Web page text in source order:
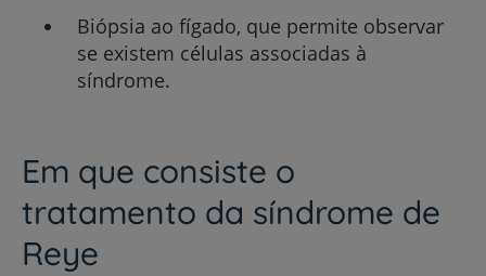
Biópsia ao fígado, que permite observar
se existem células associadas à
síndrome.
Em que consiste o
tratamento da síndrome de
Reye